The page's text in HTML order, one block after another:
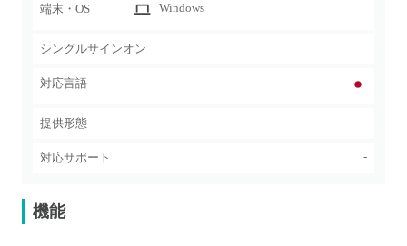
端末・OS Windows
シングルサインオン
対応言語
提供形態 -
対応サポート -
機能